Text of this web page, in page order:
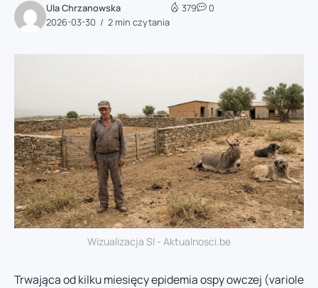
Ula Chrzanowska
2026-03-30
2 min czytania
379 0
Wizualizacja SI - Aktualnosci.be
Trwająca od kilku miesięcy epidemia ospy owczej (variole